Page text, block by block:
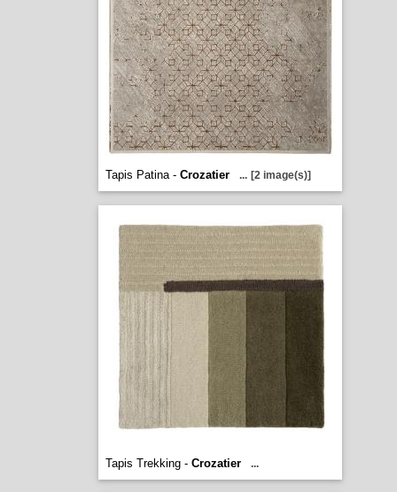
Tapis Patina - Crozatier ... [2 image(s)]
Tapis Trekking - Crozatier ...